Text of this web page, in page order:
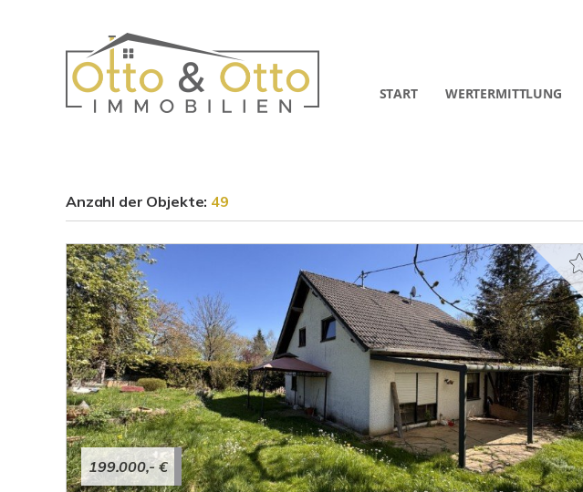
START WERTERMITTLUNG
Anzahl der Objekte: 49
199.000,- €